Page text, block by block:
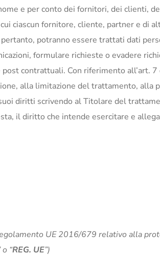
e per conto dei fornitori, dei clienti,
ciascun fornitore, cliente, partner e di
potranno essere trattati dati
formulare richieste o evadere
contrattuali. Con riferimento all’art.
alla limitazione del trattamento, alla
diritti scrivendo al Titolare del
il diritto che intende esercitare e
UE 2016/679 relativo alla
o “REG. UE”)